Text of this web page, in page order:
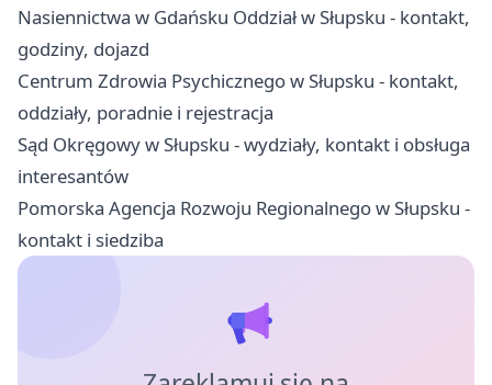
Nasiennictwa w Gdańsku Oddział w Słupsku - kontakt,
godziny, dojazd
Centrum Zdrowia Psychicznego w Słupsku - kontakt,
oddziały, poradnie i rejestracja
Sąd Okręgowy w Słupsku - wydziały, kontakt i obsługa
interesantów
Pomorska Agencja Rozwoju Regionalnego w Słupsku -
kontakt i siedziba